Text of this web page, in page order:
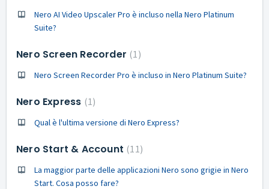
Nero AI Video Upscaler Pro è incluso nella Nero Platinum
Suite?
Nero Screen Recorder 1
Nero Screen Recorder Pro è incluso in Nero Platinum Suite?
Nero Express 1
Qual è l'ultima versione di Nero Express?
Nero Start & Account 11
La maggior parte delle applicazioni Nero sono grigie in Nero
Start. Cosa posso fare?